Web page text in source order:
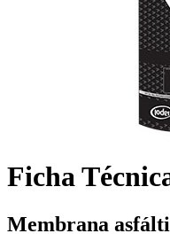
Ficha
Membrana